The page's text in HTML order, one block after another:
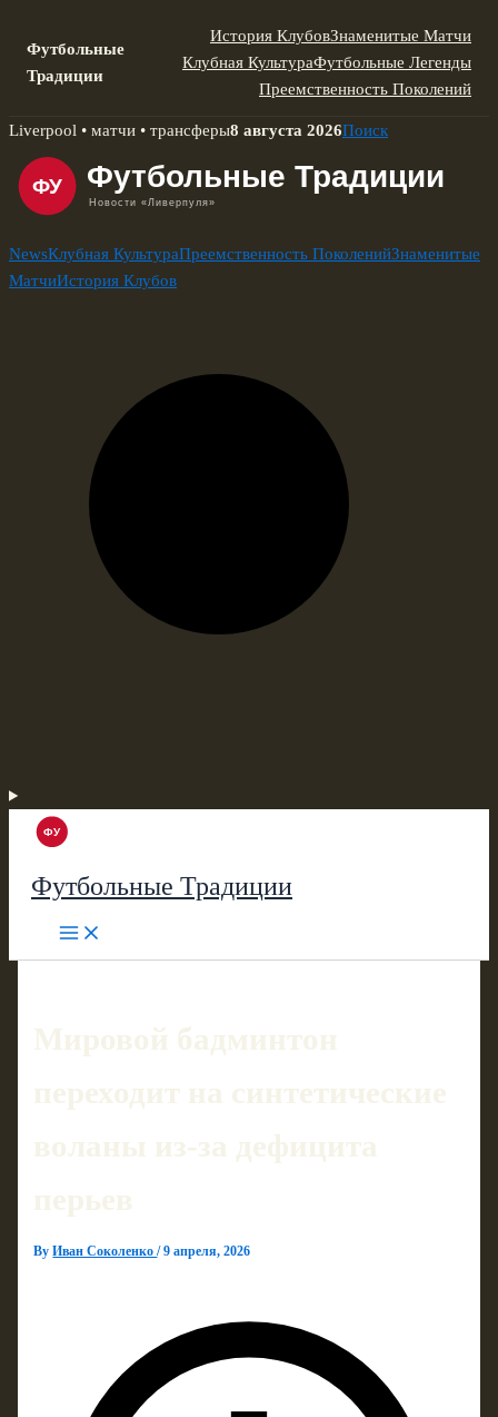
Футбольные
Традиции
История КлубовЗнаменитые Матчи
Клубная КультураФутбольные Легенды
Преемственность Поколений
Skip
content
Liverpool • матчи • трансферы8 августа 2026Поиск
NewsКлубная КультураПреемственность ПоколенийЗнаменитые
МатчиИстория Клубов
Футбольные Традиции
Мировой бадминтон
переходит на синтетические
воланы из‑за дефицита
перьев
ByИван Соколенко/9 апреля, 2026